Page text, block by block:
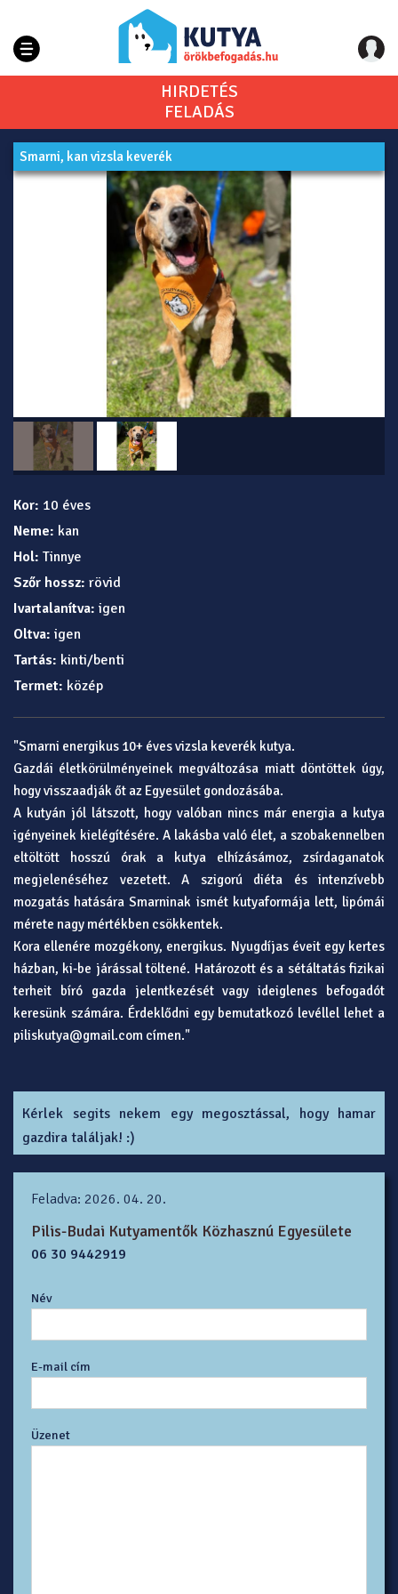
HIRDETÉS
FELADÁS
Smarni, kan vizsla keverék
Kor: 10 éves
Neme: kan
Hol: Tinnye
Szőr hossz: rövid
Ivartalanítva: igen
Oltva: igen
Tartás: kinti/benti
Termet: közép
"Smarni energikus 10+ éves vizsla keverék kutya.
Gazdái életkörülményeinek megváltozása miatt döntöttek úgy,
hogy visszaadják őt az Egyesület gondozásába.
A kutyán jól látszott, hogy valóban nincs már energia a kutya
igényeinek kielégítésére. A lakásba való élet, a szobakennelben
eltöltött hosszú órak a kutya elhízásámoz, zsírdaganatok
megjelenéséhez vezetett. A szigorú diéta és intenzívebb
mozgatás hatására Smarninak ismét kutyaformája lett, lipómái
mérete nagy mértékben csökkentek.
Kora ellenére mozgékony, energikus. Nyugdíjas éveit egy kertes
házban, ki-be járással töltené. Határozott és a sétáltatás fizikai
terheit bíró gazda jelentkezését vagy ideiglenes befogadót
keresünk számára. Érdeklődni egy bemutatkozó levéllel lehet a
piliskutya@gmail.com címen."
Kérlek segits nekem egy megosztással, hogy hamar
gazdira találjak! :)
Feladva: 2026. 04. 20.
Pilis-Budai Kutyamentők Közhasznú Egyesülete
06 30 9442919
Név
E-mail cím
Üzenet